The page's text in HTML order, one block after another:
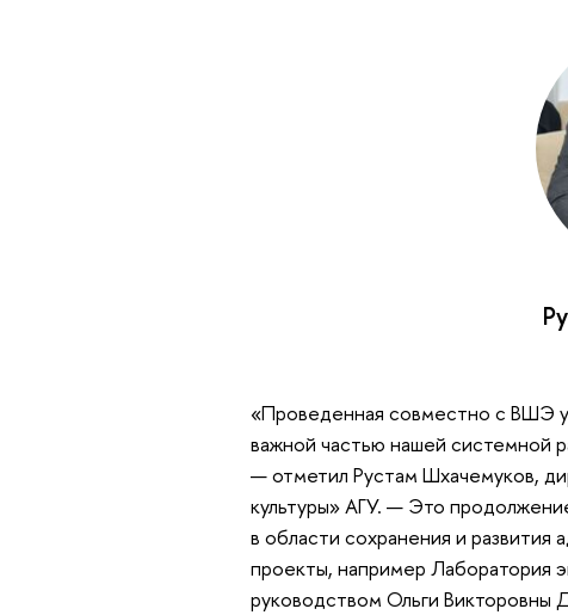
«Проведенная совместно с ВШЭ
важной частью нашей системной
— отметил Рустам Шхачемуков,
культуры» АГУ. — Это
в области сохранения и развития
проекты, например Лаборатория
руководством Ольги Викторовны